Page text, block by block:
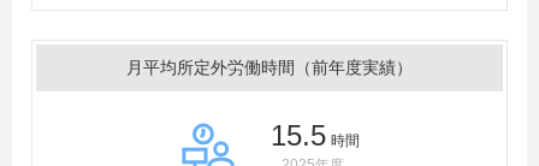
月平均所定外労働時間（前年度実績）
15.5 時間